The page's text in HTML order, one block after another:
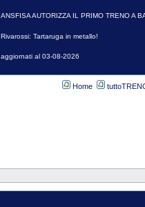
Home
ANSFISA AUTORIZZA IL PRIMO TRENO A
Rivarossi: Tartaruga in metallo!
aggiornati al 03-08-2026